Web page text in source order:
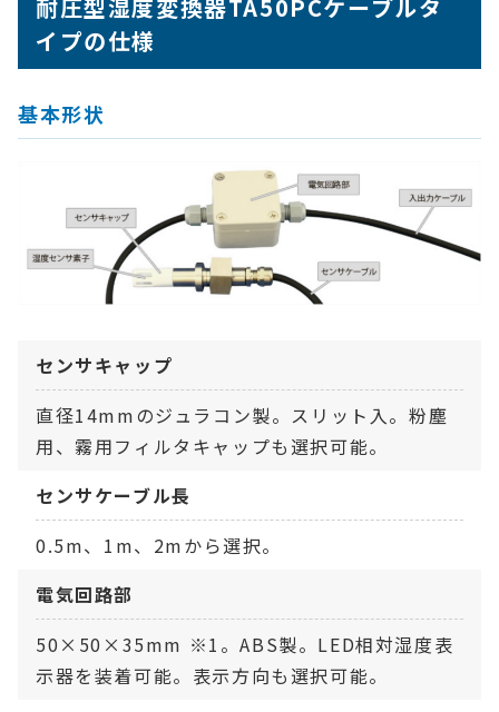
耐圧型湿度変換器TA50PCケーブルタ
イプの仕様
基本形状
センサキャップ
直径14mmのジュラコン製。スリット入。粉塵
用、霧用フィルタキャップも選択可能。
センサケーブル長
0.5m、1m、2mから選択。
電気回路部
50×50×35mm ※1。ABS製。LED相対湿度表
示器を装着可能。表示方向も選択可能。